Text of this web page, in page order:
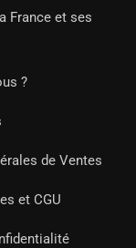
France et ses
?
de Ventes
et CGU